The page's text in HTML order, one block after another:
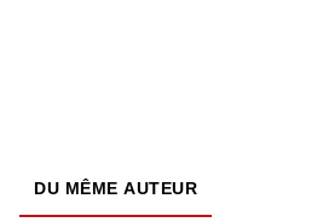
DU MÊME AUTEUR